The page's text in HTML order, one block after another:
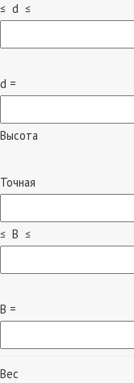
≤ d ≤
d =
Высота
Точная
≤ B ≤
B =
Вес